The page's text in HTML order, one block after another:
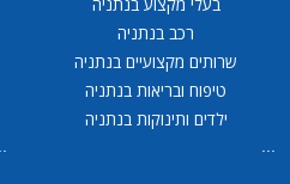
רכב בנתניה
שרותים מקצועיים בנתניה
טיפוח ובריאות בנתניה
ילדים ותינוקות בנתניה
...